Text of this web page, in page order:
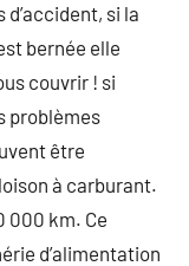
si la
bernée elle
couvrir ! si
problèmes
être
à carburant.
000 km. Ce
d’alimentation